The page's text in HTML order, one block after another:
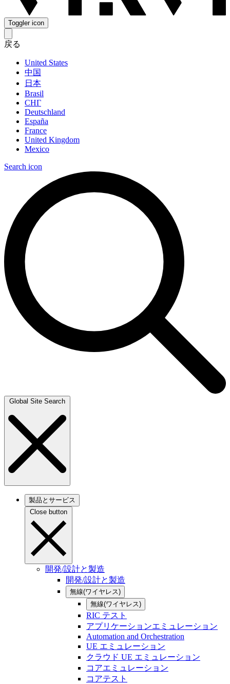
Toggler icon
戻る
United States
中国
日本
Brasil
СНГ
Deutschland
España
France
United Kingdom
Mexico
Search icon
Global Site Search
製品とサービス
Close button
開発/設計と製造
開発/設計と製造
無線(ワイヤレス)
無線(ワイヤレス)
RIC テスト
アプリケーションエミュレーション
Automation and Orchestration
UE エミュレーション
クラウド UE エミュレーション
コアエミュレーション
コアテスト